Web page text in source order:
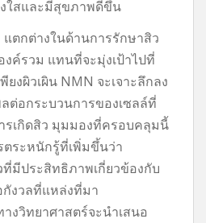
ใสและมีสุขภาพดีขึ้น
ตกต่างในด้านการรักษาสิว
ค์รวม แทนที่จะมุ่งเป้าไปที่
ยงผิวเผิน NMN จะเจาะลึกลง
ต่อกระบวนการของเซลล์ที่
รเกิดสิว มุมมองที่ครอบคลุมนี้
ระหนักรู้ที่เพิ่มขึ้นว่า
มีประสิทธิภาพเกี่ยวข้องกับ
งวลที่แหล่งที่มา
งวิทยาศาสตร์จะนำเสนอ